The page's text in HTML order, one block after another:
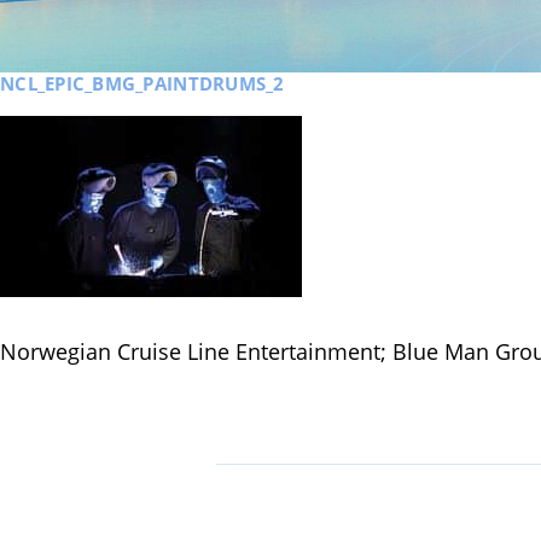
NCL_EPIC_BMG_PAINTDRUMS_2
Norwegian Cruise Line Entertainment; Blue Man